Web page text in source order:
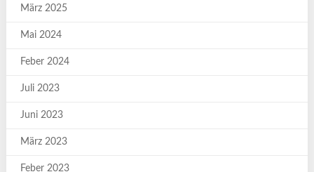
März 2025
Mai 2024
Feber 2024
Juli 2023
Juni 2023
März 2023
Feber 2023